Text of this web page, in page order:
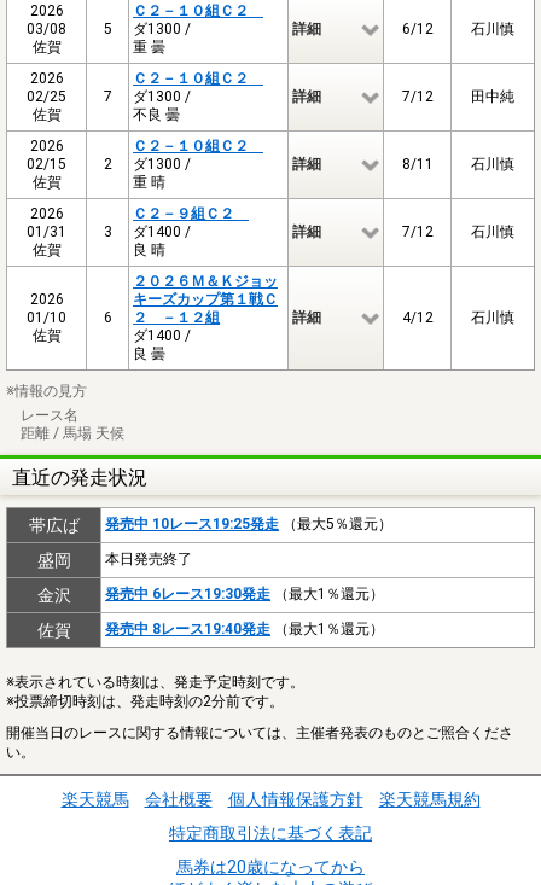
2026
03/08
佐賀
5
Ｃ２－１０組Ｃ２
ダ1300 /
重 曇
詳細 6/12 石川慎
2026
02/25
佐賀
7
Ｃ２－１０組Ｃ２
ダ1300 /
不良 曇
詳細 7/12 田中純
2026
02/15
佐賀
2
Ｃ２－１０組Ｃ２
ダ1300 /
重 晴
詳細 8/11 石川慎
2026
01/31
佐賀
3
Ｃ２－９組Ｃ２
ダ1400 /
良 晴
詳細 7/12 石川慎
2026
01/10
佐賀
6
２０２６Ｍ＆Ｋジョッ
キーズカップ第１戦Ｃ
２ －１２組
ダ1400 /
良 曇
詳細 4/12 石川慎
※情報の見方
レース名
距離 / 馬場 天候
直近の発走状況
帯広ば 発売中 10レース19:25発走 （最大5％還元）
盛岡 本日発売終了
金沢 発売中 6レース19:30発走 （最大1％還元）
佐賀 発売中 8レース19:40発走 （最大1％還元）
※表示されている時刻は、発走予定時刻です。
※投票締切時刻は、発走時刻の2分前です。
開催当日のレースに関する情報については、主催者発表のものとご照合くださ
い。
楽天競馬 会社概要 個人情報保護方針
楽天競馬規約
特定商取引法に基づく表記
馬券は20歳になってから